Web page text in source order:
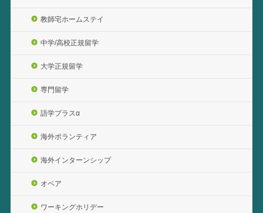
教師宅ホームステイ
中学/高校正規留学
大学正規留学
専門留学
語学プラスα
海外ボランティア
海外インターンシップ
オペア
ワーキングホリデー